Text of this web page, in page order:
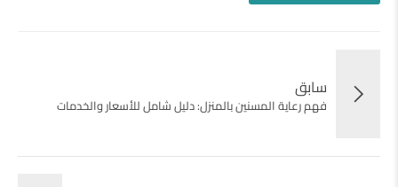
سابق
فهم رعاية المسنين بالمنزل: دليل شامل للأسعار والخدمات